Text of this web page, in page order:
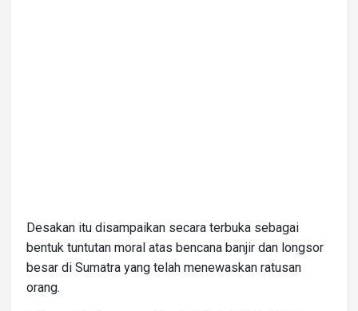
Desakan itu disampaikan secara terbuka sebagai
bentuk tuntutan moral atas bencana banjir dan longsor
besar di Sumatra yang telah menewaskan ratusan
orang.